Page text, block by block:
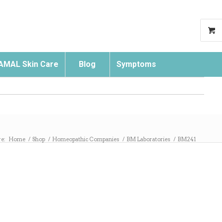
Skin Care Blog Symptoms
Home / Shop / Homeopathic Companies / BM Laboratories / BM241